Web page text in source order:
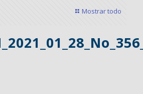
Mostrar todo